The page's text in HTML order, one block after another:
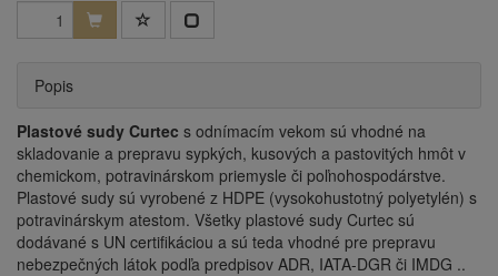
Popis
Plastové sudy Curtec s odnímacím vekom sú vhodné na
skladovanie a prepravu sypkých, kusových a pastovitých hmôt v
chemickom, potravinárskom priemysle či poľnohospodárstve.
Plastové sudy sú vyrobené z HDPE (vysokohustotný polyetylén) s
potravinárskym atestom. Všetky plastové sudy Curtec sú
dodávané s UN certifikáciou a sú teda vhodné pre prepravu
nebezpečných látok podľa predpisov ADR, IATA-DGR či IMDG ..